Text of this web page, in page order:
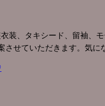
装、タキシード、留袖
せていただきます。気